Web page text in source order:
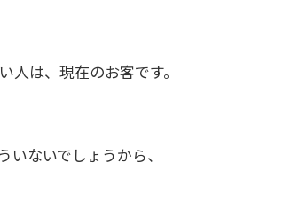
人は、現在のお客です。
ないでしょうから、